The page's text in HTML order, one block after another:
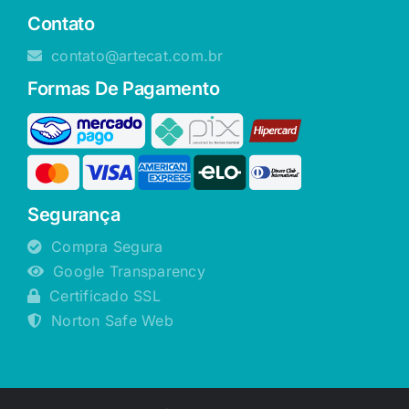
Contato
contato@artecat.com.br
Formas De Pagamento
Segurança
Compra Segura
Google Transparency
Certificado SSL
Norton Safe Web